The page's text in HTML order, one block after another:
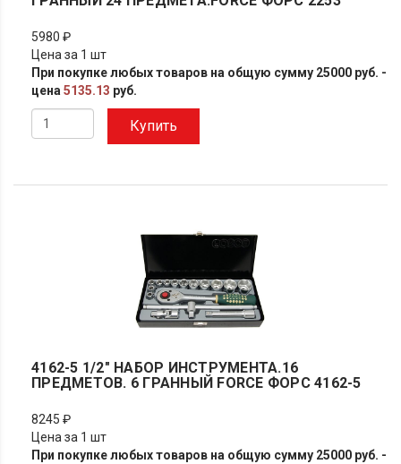
5980 ₽
Цена за 1 шт
При покупке любых товаров на общую сумму 25000 руб. -
цена 5135.13 руб.
Купить
4162-5 1/2" НАБОР ИНСТРУМЕНТА.16
ПРЕДМЕТОВ. 6 ГРАННЫЙ FORCE ФОРС 4162-5
8245 ₽
Цена за 1 шт
При покупке любых товаров на общую сумму 25000 руб. -